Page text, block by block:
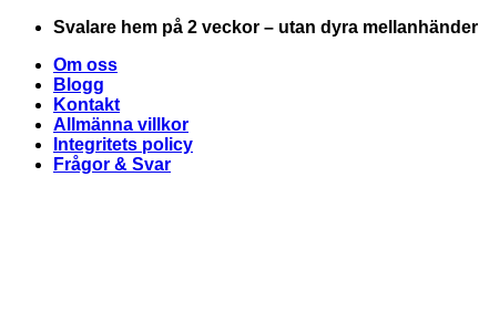
Skip
content
Svalare hem på 2 veckor – utan dyra mellanhänder
Om oss
Blogg
Kontakt
Allmänna villkor
Integritets policy
Frågor & Svar